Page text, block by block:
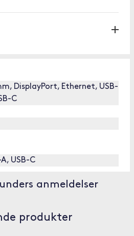
DisplayPort, Ethernet, USB-
C
A, USB-C
anmeldelser
produkter